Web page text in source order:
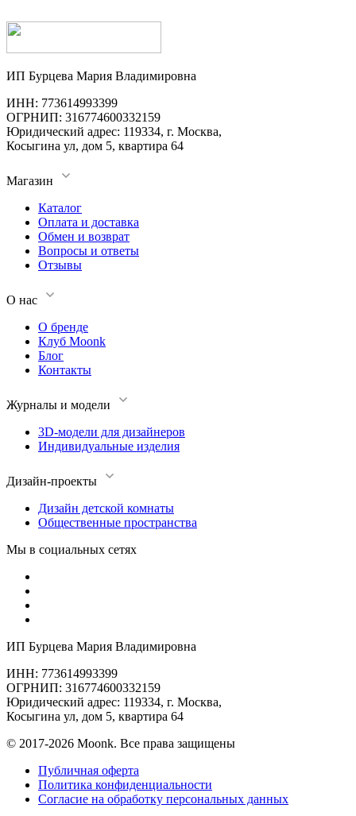
ИП Бурцева Мария Владимировна
ИНН: 773614993399
ОГРНИП: 316774600332159
Юридический адрес: 119334, г. Москва,
Косыгина ул, дом 5, квартира 64
Магазин
Каталог
Оплата и доставка
Обмен и возврат
Вопросы и ответы
Отзывы
О нас
О бренде
Клуб Moonk
Блог
Контакты
Журналы и модели
3D-модели для дизайнеров
Индивидуальные изделия
Дизайн-проекты
Дизайн детской комнаты
Общественные пространства
Мы в социальных сетях
ИП Бурцева Мария Владимировна
ИНН: 773614993399
ОГРНИП: 316774600332159
Юридический адрес: 119334, г. Москва,
Косыгина ул, дом 5, квартира 64
© 2017-2026 Moonk. Все права защищены
Публичная оферта
Политика конфиденциальности
Согласие на обработку персональных данных